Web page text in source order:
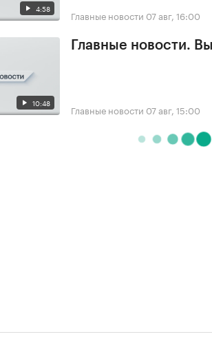
4:58 Главные новости 07 авг, 16:00
10:48
Главные новости.
Главные новости 07 авг, 15:00